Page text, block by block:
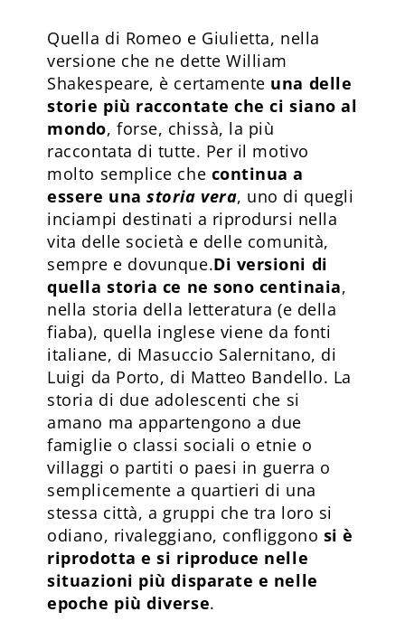
Quella di Romeo e Giulietta, nella
versione che ne dette William
Shakespeare, è certamente una delle
storie più raccontate che ci siano al
mondo, forse, chissà, la più
raccontata di tutte. Per il motivo
molto semplice che continua a
essere unastoria vera, uno di quegli
inciampi destinati a riprodursi nella
vita delle società e delle comunità,
sempre e dovunque.Di versioni di
quella storia ce ne sono centinaia,
nella storia della letteratura (e della
fiaba), quella inglese viene da fonti
italiane, di Masuccio Salernitano, di
Luigi da Porto, di Matteo Bandello. La
storia di due adolescenti che si
amano ma appartengono a due
famiglie o classi sociali o etnie o
villaggi o partiti o paesi in guerra o
semplicemente a quartieri di una
stessa città, a gruppi che tra loro si
odiano, rivaleggiano, confliggono si è
riprodotta e si riproduce nelle
situazioni più disparate e nelle
epoche più diverse.